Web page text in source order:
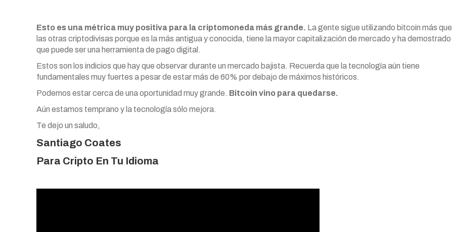
Esto es una métrica muy positiva para la criptomoneda más grande. La gente sigue utilizando bitcoin más que
las otras criptodivisas porque es la más antigua y conocida, tiene la mayor capitalización de mercado y ha demostrado
que puede ser una herramienta de pago digital.
Estos son los indicios que hay que observar durante un mercado bajista. Recuerda que la tecnología aún tiene
fundamentales muy fuertes a pesar de estar más de 60% por debajo de máximos históricos.
Podemos estar cerca de una oportunidad muy grande. Bitcoin vino para quedarse.
Aún estamos temprano y la tecnología sólo mejora.
Te dejo un saludo,
Santiago Coates
Para Cripto En Tu Idioma